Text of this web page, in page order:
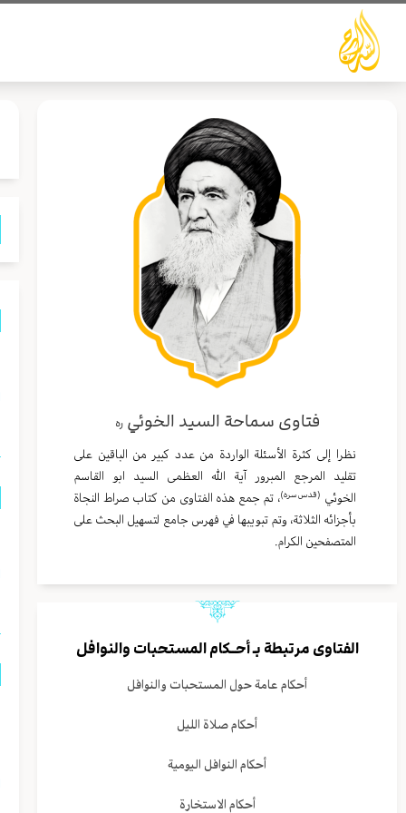
تخطي
المحتوى
فتاوى سماحة السيد الخوئيره
نظرا إلى كثرة الأسئلة الواردة من عدد كبير من الباقين على
تقليد المرجع المبرور آية الله العظمى السيد ابو القاسم
الخوئي (قدس سره)، تم جمع هذه الفتاوى من كتاب صراط النجاة
بأجزائه الثلاثة، وتم تبويبها في فهرس جامع لتسهيل البحث على
المتصفحين الكرام.
الفتاوى مرتبطة بـأحــكام المستحبات والنوافل
أحكام عامة حول المستحبات والنوافل
أحكام صلاة الليل
أحكام النوافل اليومية
أحكام الاستخارة